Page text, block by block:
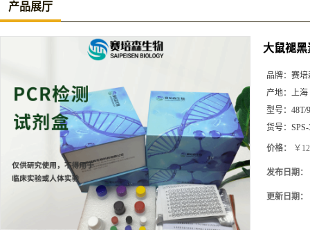
产品展厅
大鼠褪
品牌： 赛培
产地： 上海
型号： 48T/
货号：
价格： ￥
发布日期：
更新日期：